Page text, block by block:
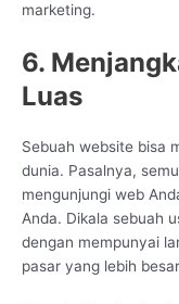
marketing.
6.
Luas
Sebuah website bisa
dunia. Pasalnya,
mengunjungi web
Anda. Dikala sebuah
dengan mempunyai
pasar yang lebih